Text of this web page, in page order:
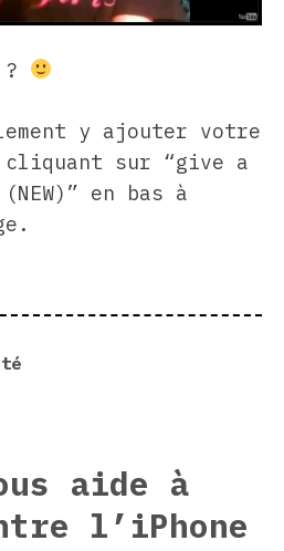
y ajouter votre
cliquant sur “give a
en bas à
aide à
l’iPhone